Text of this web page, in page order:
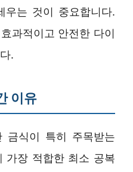
우는 것이 중요합니다.
과적이고 안전한 다이
.
이유
금식이 특히 주목받는
가장 적합한 최소 공복